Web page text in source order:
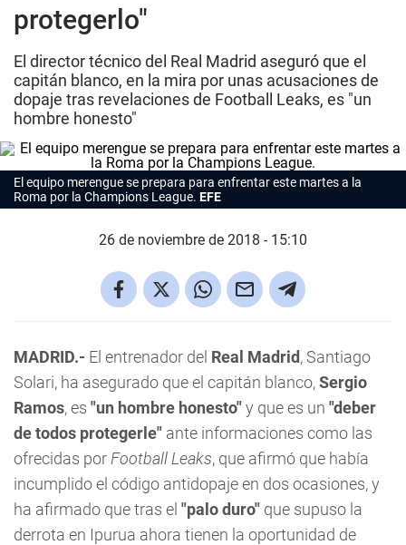
protegerlo"
El director técnico del Real Madrid aseguró que el
capitán blanco, en la mira por unas acusaciones de
dopaje tras revelaciones de Football Leaks, es "un
hombre honesto"
El equipo merengue se prepara para enfrentar este martes a la
Roma por la Champions League. EFE
26 de noviembre de 2018 - 15:10
MADRID.- El entrenador del Real Madrid, Santiago
Solari, ha asegurado que el capitán blanco,Sergio
Ramos, es "un hombre honesto"y que es un "deber
de todos protegerle" ante informaciones como las
ofrecidas por Football Leaks, que afirmó que había
incumplido el código antidopaje en dos ocasiones, y
ha afirmado que tras el "palo duro" que supuso la
derrota en Ipurua ahora tienen la oportunidad de